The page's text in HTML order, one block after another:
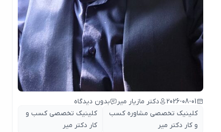
2026-08-01 دکتر مازیار میر
بدون دیدگاه
کلینیک تخصصی مشاوره کسب
و کار دکتر میر
کلینیک تخصصی کسب و
کار دکتر میر